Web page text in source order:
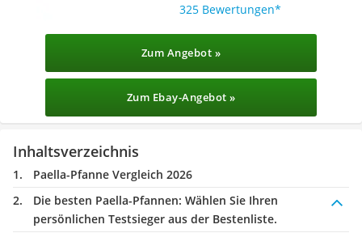
325 Bewertungen
Zum Angebot »
Zum Ebay-Angebot »
Inhaltsverzeichnis
Paella-Pfanne Vergleich 2026
Die besten Paella-Pfannen: Wählen Sie Ihren
persönlichen Testsieger aus der Bestenliste.